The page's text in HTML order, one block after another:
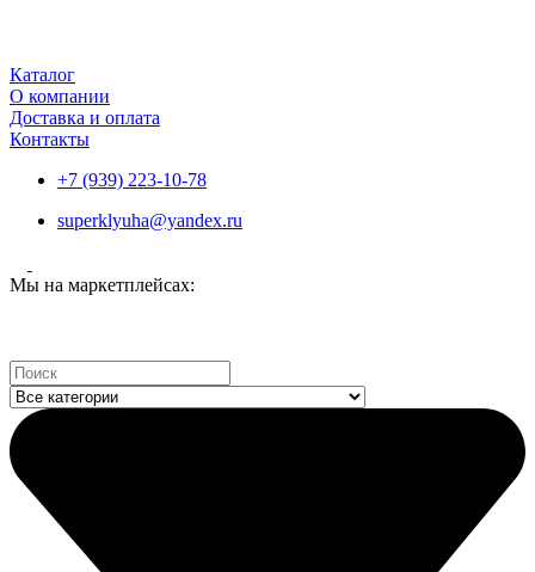
Каталог
О компании
Доставка и оплата
Контакты
+7 (939) 223-10-78
superklyuha@yandex.ru
Мы на маркетплейсах:
Search
...